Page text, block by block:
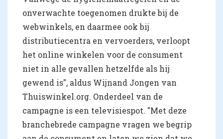
onverwachte toegenomen drukte bij de
webwinkels, en daarmee ook bij
distributiecentra en vervoerders, verloopt
het online winkelen voor de consument
niet in alle gevallen hetzelfde als hij
gewend is", aldus Wijnand Jongen van
Thuiswinkel.org. Onderdeel van de
campagne is een televisiespot. "Met deze
branchebrede campagne vragen we begrip